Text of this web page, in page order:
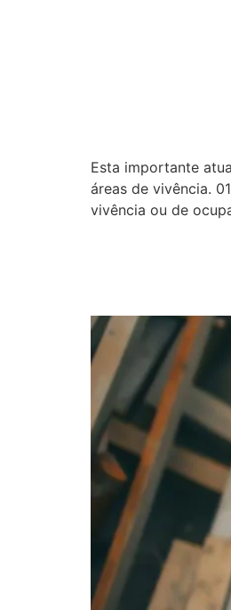
Esta importante
áreas de vivência.
vivência ou de